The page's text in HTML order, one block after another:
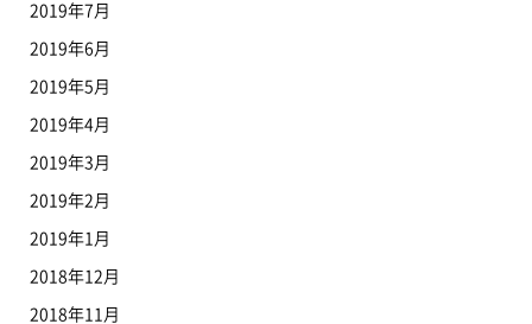
2019年7月
2019年6月
2019年5月
2019年4月
2019年3月
2019年2月
2019年1月
2018年12月
2018年11月